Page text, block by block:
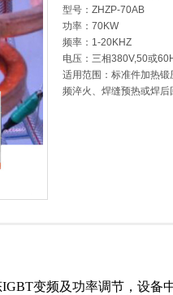
型号：ZHZP-70AB
功率：70KW
频率：1-20KHZ
电压：三相380V,50或
适用范围：标准件加热
频淬火、焊缝预热或焊后
IGBT变频及功率调节，设备